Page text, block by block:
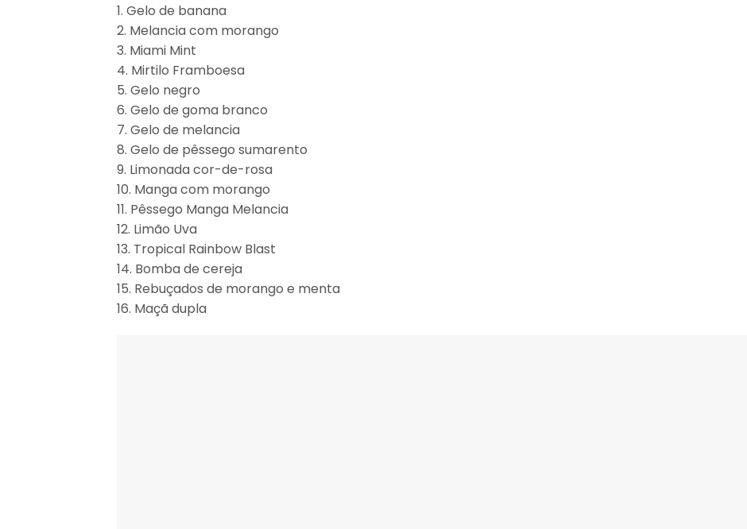
1. Gelo de banana
2. Melancia com morango
3. Miami Mint
4. Mirtilo Framboesa
5. Gelo negro
6. Gelo de goma branco
7. Gelo de melancia
8. Gelo de pêssego sumarento
9. Limonada cor-de-rosa
10. Manga com morango
11. Pêssego Manga Melancia
12. Limão Uva
13. Tropical Rainbow Blast
14. Bomba de cereja
15. Rebuçados de morango e menta
16. Maçã dupla